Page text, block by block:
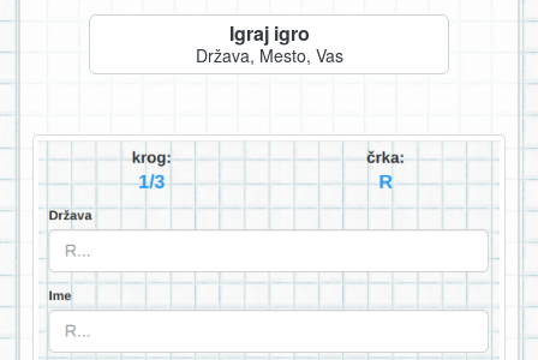
Igraj igro
Država, Mesto, Vas